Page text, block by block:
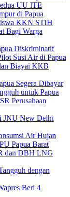
UU ITE
di Papua
KKN STIH
Bagi Warga
Diskriminatif
Susi Air di Papua
Biayai KKB
Segera Dibayar
untuk Papua
Perusahaan
JNU New Delhi
Air Hujan
Papua Barat
dan DBH LNG
dengan
Beri 4